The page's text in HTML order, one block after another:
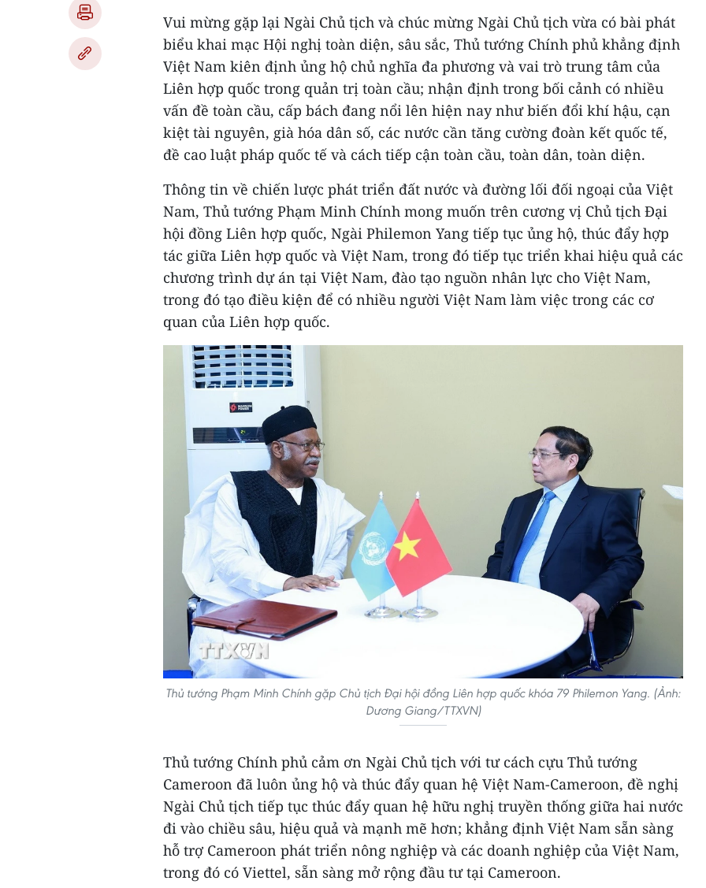
Vui mừng gặp lại Ngài Chủ tịch và chúc mừng Ngài Chủ tịch vừa có bài phát
biểu khai mạc Hội nghị toàn diện, sâu sắc, Thủ tướng Chính phủ khẳng định
Việt Nam kiên định ủng hộ chủ nghĩa đa phương và vai trò trung tâm của
Liên hợp quốc trong quản trị toàn cầu; nhận định trong bối cảnh có nhiều
vấn đề toàn cầu, cấp bách đang nổi lên hiện nay như biến đổi khí hậu, cạn
kiệt tài nguyên, già hóa dân số, các nước cần tăng cường đoàn kết quốc tế,
đề cao luật pháp quốc tế và cách tiếp cận toàn cầu, toàn dân, toàn diện.
Thông tin về chiến lược phát triển đất nước và đường lối đối ngoại của Việt
Nam, Thủ tướng Phạm Minh Chính mong muốn trên cương vị Chủ tịch Đại
hội đồng Liên hợp quốc, Ngài Philemon Yang tiếp tục ủng hộ, thúc đẩy hợp
tác giữa Liên hợp quốc và Việt Nam, trong đó tiếp tục triển khai hiệu quả các
chương trình dự án tại Việt Nam, đào tạo nguồn nhân lực cho Việt Nam,
trong đó tạo điều kiện để có nhiều người Việt Nam làm việc trong các cơ
quan của Liên hợp quốc.
Thủ tướng Phạm Minh Chính gặp Chủ tịch Đại hội đồng Liên hợp quốc khóa 79 Philemon Yang. (Ảnh:
Dương Giang/TTXVN)
Thủ tướng Chính phủ cảm ơn Ngài Chủ tịch với tư cách cựu Thủ tướng
Cameroon đã luôn ủng hộ và thúc đẩy quan hệ Việt Nam-Cameroon, đề nghị
Ngài Chủ tịch tiếp tục thúc đẩy quan hệ hữu nghị truyền thống giữa hai nước
đi vào chiều sâu, hiệu quả và mạnh mẽ hơn; khẳng định Việt Nam sẵn sàng
hỗ trợ Cameroon phát triển nông nghiệp và các doanh nghiệp của Việt Nam,
trong đó có Viettel, sẵn sàng mở rộng đầu tư tại Cameroon.